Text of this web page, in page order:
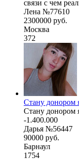
связи с чем
Лена №77610
2300000 руб.
Москва
372
Стану донором
Стану донором
-1.400.000
Дарья №56447
90000 руб.
Барнаул
1754